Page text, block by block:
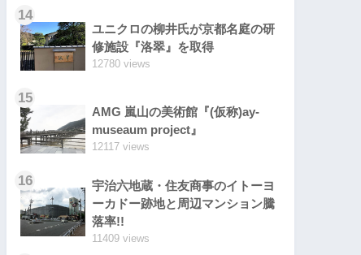
14
ユニクロの柳井氏が京都名庭の研
修施設『洛翠』を取得
12780 views
15
AMG 嵐山の美術館『(仮称)ay-
museaum project』
12117 views
16
宇治六地蔵・住友商事のイトーヨ
ーカドー跡地と周辺マンション騰
落率!!
11409 views